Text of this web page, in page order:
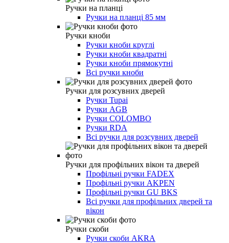
Ручки на планці
Ручки на планці 85 мм
Ручки кноби
Ручки кноби круглі
Ручки кноби квадратні
Ручки кноби прямокутні
Всі ручки кноби
Ручки для розсувних дверей
Ручки Tupai
Ручки AGB
Ручки COLOMBO
Ручки RDA
Всі ручки для розсувних дверей
Ручки для профільних вікон та дверей
Профільні ручки FADEX
Профільні ручки AKPEN
Профільні ручки GU BKS
Всі ручки для профільних дверей та
вікон
Ручки скоби
Ручки скоби AKRA